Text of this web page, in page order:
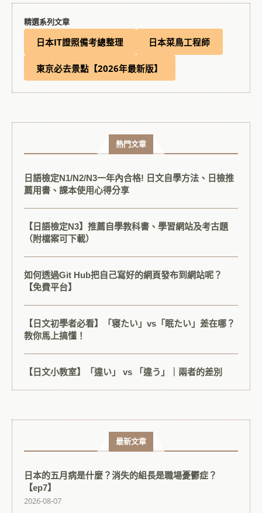
精選系列文章
日本IT證照備考總整理 日本菜鳥工程師
東京必去景點【2026年最新版】
熱門文章
日語檢定N1/N2/N3一年內合格! 日文自學方法、日檢推
薦用書、課本使用心得分享
【日語檢定N3】推薦自學教科書、學習網站及考古題
（附檔案可下載）
如何透過Git Hub把自己寫好的網頁發布到網站呢？
【免費平台】
【日文初學者必看】「寝たい」vs「眠たい」差在哪？
教你馬上搞懂！
【日文小教室】「違い」 vs 「違う」｜兩者的差別
最新文章
日本的五月病是什麼？消失的組長是職場憂鬱症？
【ep7】
2026-08-07